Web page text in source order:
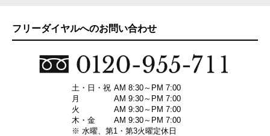
フリーダイヤルへのお問い合わせ
土・日・祝 AM 8:30～PM 7:00
月
AM 9:30～PM 7:00
火
AM 9:30～PM 7:00
木・金
AM 9:30～PM 7:00
※ 水曜、第1・第3火曜定休日